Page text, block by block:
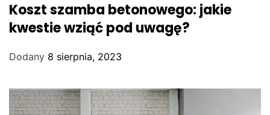
Koszt szamba betonowego: jakie
kwestie wziąć pod uwagę?
Dodany 8 sierpnia, 2023